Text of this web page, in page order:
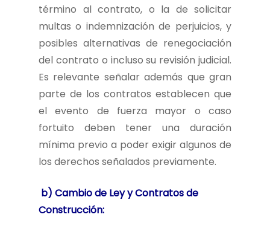
término al contrato, o la de solicitar
multas o indemnización de perjuicios, y
posibles alternativas de renegociación
del contrato o incluso su revisión judicial.
Es relevante señalar además que gran
parte de los contratos establecen que
el evento de fuerza mayor o caso
fortuito deben tener una duración
mínima previo a poder exigir algunos de
los derechos señalados previamente.
b) Cambio de Ley y Contratos de
Construcción: